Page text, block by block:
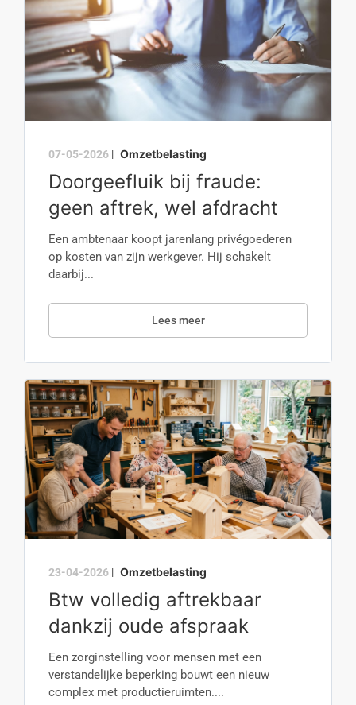
07-05-2026 | Omzetbelasting
Doorgeefluik bij fraude:
geen aftrek, wel afdracht
Een ambtenaar koopt jarenlang privégoederen
op kosten van zijn werkgever. Hij schakelt
daarbij...
Lees meer
23-04-2026 | Omzetbelasting
Btw volledig aftrekbaar
dankzij oude afspraak
Een zorginstelling voor mensen met een
verstandelijke beperking bouwt een nieuw
complex met productieruimten....